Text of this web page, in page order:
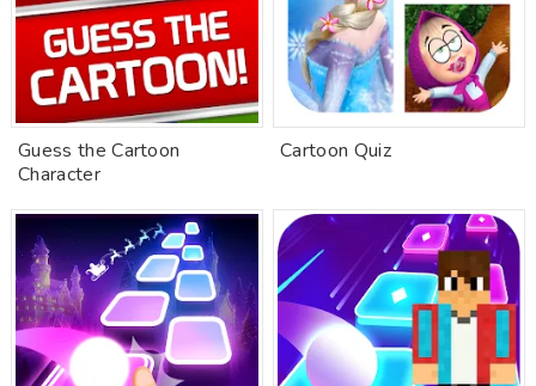
Guess the Cartoon
Character
Cartoon Quiz